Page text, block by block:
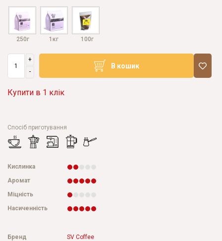
250г 1кг 100г
+
-
В кошик
Купити в 1 клік
Спосіб приготування
Кислинка
Аромат
Міцність
Насиченність
Бренд
SV Coffee